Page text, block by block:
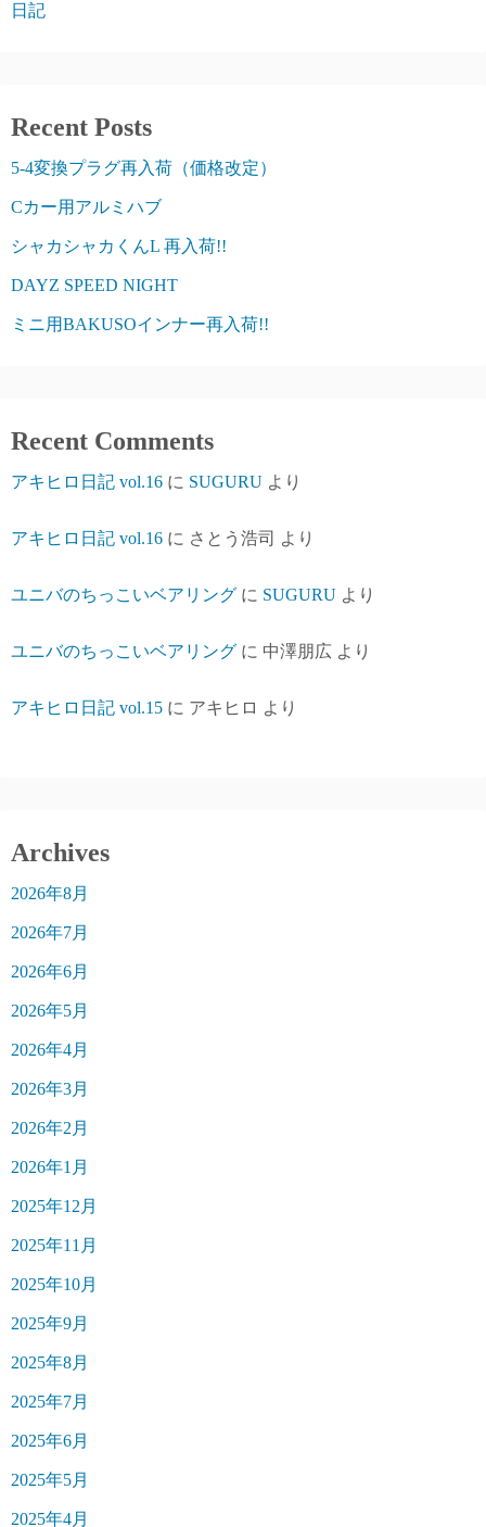
日記
Recent Posts
5-4変換プラグ再入荷（価格改定）
Cカー用アルミハブ
シャカシャカくんL 再入荷!!
DAYZ SPEED NIGHT
ミニ用BAKUSOインナー再入荷!!
Recent Comments
アキヒロ日記 vol.16 に SUGURU より
アキヒロ日記 vol.16 に さとう浩司 より
ユニバのちっこいベアリング に SUGURU より
ユニバのちっこいベアリング に 中澤朋広 より
アキヒロ日記 vol.15 に アキヒロ より
Archives
2026年8月
2026年7月
2026年6月
2026年5月
2026年4月
2026年3月
2026年2月
2026年1月
2025年12月
2025年11月
2025年10月
2025年9月
2025年8月
2025年7月
2025年6月
2025年5月
2025年4月